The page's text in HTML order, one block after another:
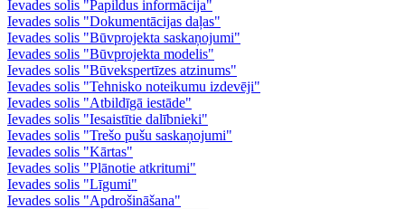
Ievades solis "Papildus informācija"
Ievades solis "Dokumentācijas daļas"
Ievades solis "Būvprojekta saskaņojumi"
Ievades solis "Būvprojekta modelis"
Ievades solis "Būvekspertīzes atzinums"
Ievades solis "Tehnisko noteikumu izdevēji"
Ievades solis "Atbildīgā iestāde"
Ievades solis "Iesaistītie dalībnieki"
Ievades solis "Trešo pušu saskaņojumi"
Ievades solis "Kārtas"
Ievades solis "Plānotie atkritumi"
Ievades solis "Līgumi"
Ievades solis "Apdrošināšana"